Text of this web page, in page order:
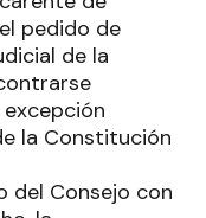
pedido de
de la
la Constitución
del Consejo con